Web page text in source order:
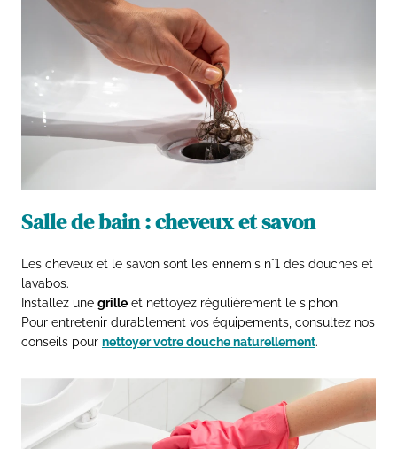
Salle de bain : cheveux et savon
Les cheveux et le savon sont les ennemis n°1 des douches et
lavabos.
Installez une grille et nettoyez régulièrement le siphon.
Pour entretenir durablement vos équipements, consultez nos
conseils pour nettoyer votre douche naturellement.